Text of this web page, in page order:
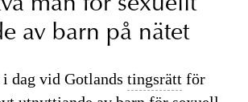
män för sexuellt
av barn på nätet
dag vid Gotlands tingsrätt för